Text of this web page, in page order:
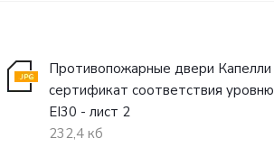
Противопожарные двери Капелли
сертификат соответствия уровню
EI30 - лист 2
232,4 кб